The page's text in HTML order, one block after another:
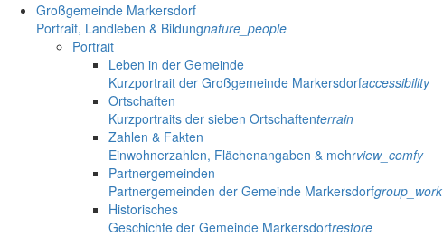
Großgemeinde Markersdorf
Portrait, Landleben & Bildungnature_people
Portrait
Leben in der Gemeinde
Kurzportrait der Großgemeinde Markersdorfaccessibility
Ortschaften
Kurzportraits der sieben Ortschaftenterrain
Zahlen & Fakten
Einwohnerzahlen, Flächenangaben & mehrview_comfy
Partnergemeinden
Partnergemeinden der Gemeinde Markersdorfgroup_work
Historisches
Geschichte der Gemeinde Markersdorfrestore